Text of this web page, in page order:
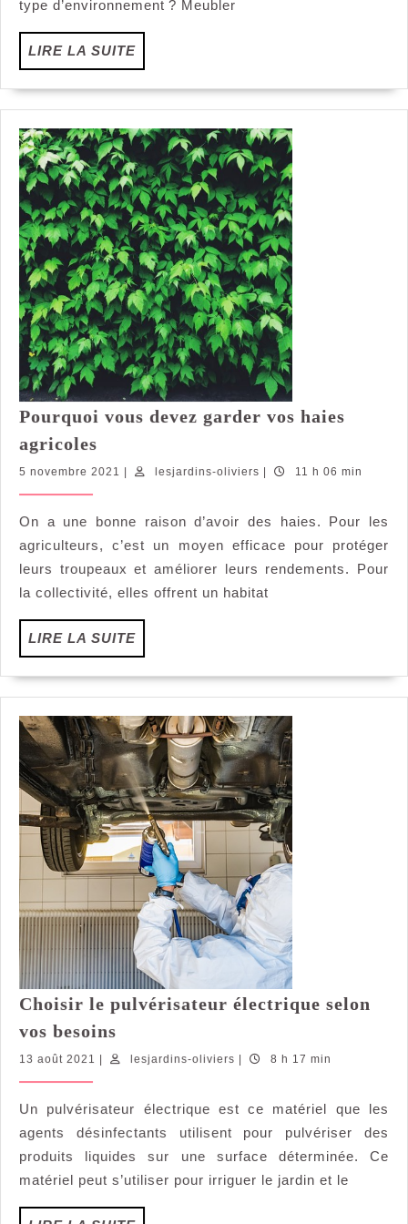
type d’environnement ? Meubler
LIRE LA SUITELIRE
LA
SUITE
Pourquoi vous devez garder vos haies
agricoles
devez
vos
haies
agricoles
5 novembre 2021 5
lesjardins-oliviers lesjardins-11 h 06 min
On a une bonne raison d’avoir des haies. Pour les
agriculteurs, c’est un moyen efficace pour protéger
leurs troupeaux et améliorer leurs rendements. Pour
la collectivité, elles offrent un habitat
LIRE LA SUITELIRE
LA
SUITE
Choisir le pulvérisateur électrique selon
vos besoins
le
pulvérisateur
selon
vos
besoins
13 août 2021 13
lesjardins-oliviers lesjardins-8 h 17 min
Un pulvérisateur électrique est ce matériel que les
agents désinfectants utilisent pour pulvériser des
produits liquides sur une surface déterminée. Ce
matériel peut s’utiliser pour irriguer le jardin et le